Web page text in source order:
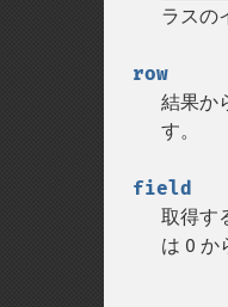
ラスの
row
結果か
す。
field
取得す
は 0 か